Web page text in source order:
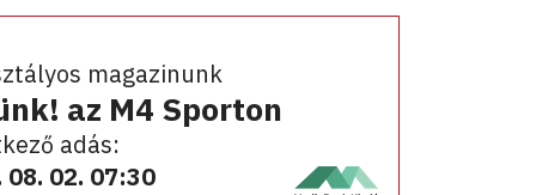
magazinunk
az M4 Sporton
adás:
08. 02. 07:30